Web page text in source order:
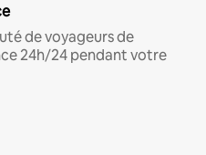
de voyageurs de
24h/24 pendant votre